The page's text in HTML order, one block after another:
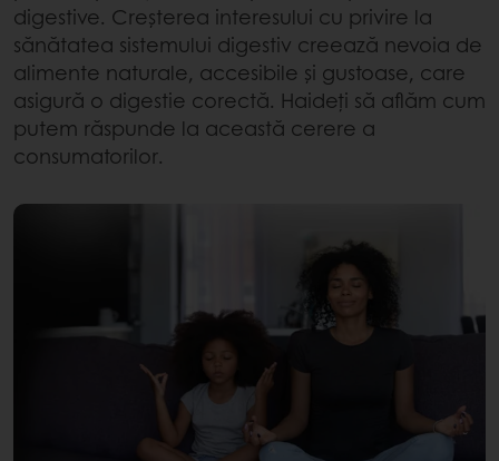
digestive. Creșterea interesului cu privire la
sănătatea sistemului digestiv creează nevoia de
alimente naturale, accesibile și gustoase, care
asigură o digestie corectă. Haideți să aflăm cum
putem răspunde la această cerere a
consumatorilor.